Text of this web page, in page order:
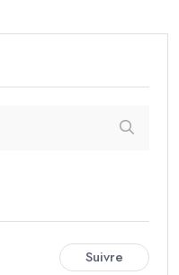
Suivre